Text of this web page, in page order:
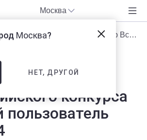
Москва
Новости Региональный тур Всероссийского конкурса «Лучший пользователь 1С» 2024
тур
конкурса
Москва?
НЕТ, ДРУГОЙ